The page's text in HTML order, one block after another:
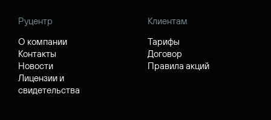
Руцентр
О компании
Контакты
Новости
Лицензии и
свидетельства
Клиентам
Тарифы
Договор
Правила акций